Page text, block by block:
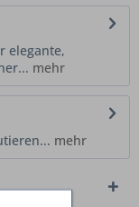
elegante,
mehr
mehr